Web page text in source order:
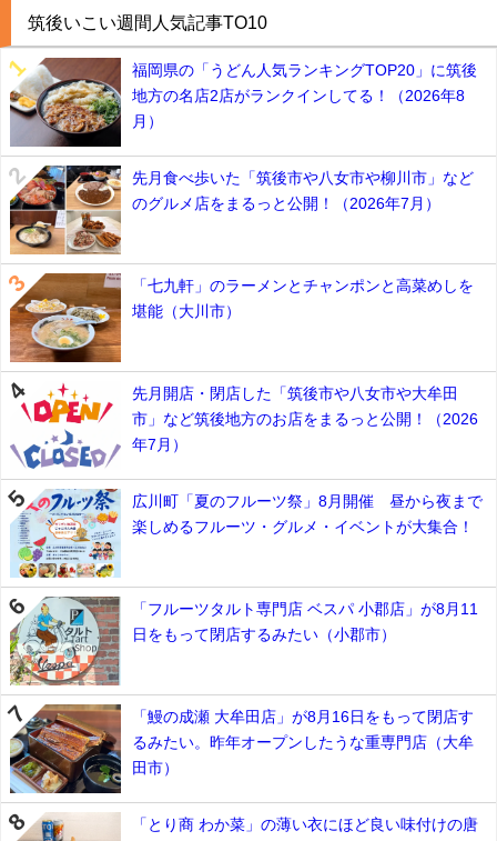
筑後いこい週間人気記事TO10
福岡県の「うどん人気ランキングTOP20」に筑後
地方の名店2店がランクインしてる！（2026年8
月）
先月食べ歩いた「筑後市や八女市や柳川市」など
のグルメ店をまるっと公開！（2026年7月）
「七九軒」のラーメンとチャンポンと高菜めしを
堪能（大川市）
先月開店・閉店した「筑後市や八女市や大牟田
市」など筑後地方のお店をまるっと公開！（2026
年7月）
広川町「夏のフルーツ祭」8月開催 昼から夜まで
楽しめるフルーツ・グルメ・イベントが大集合！
「フルーツタルト専門店 ベスパ 小郡店」が8月11
日をもって閉店するみたい（小郡市）
「鰻の成瀬 大牟田店」が8月16日をもって閉店す
るみたい。昨年オープンしたうな重専門店（大牟
田市）
「とり商 わか菜」の薄い衣にほど良い味付けの唐